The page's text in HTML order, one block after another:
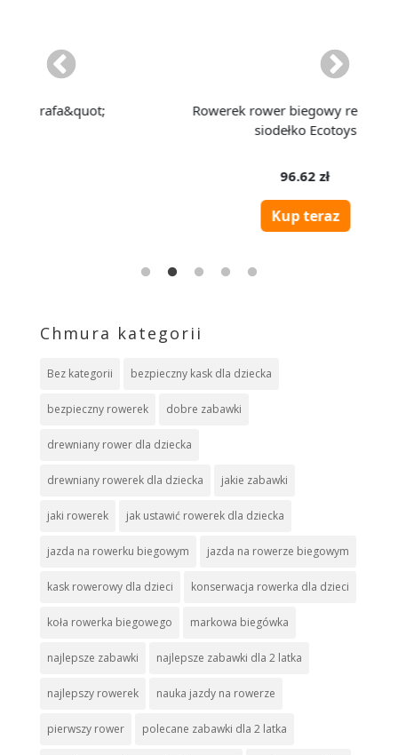
Chmura kategorii
Bez kategorii bezpieczny kask dla dziecka
bezpieczny rowerek dobre zabawki
drewniany rower dla dziecka
drewniany rowerek dla dziecka jakie zabawki
jaki rowerek jak ustawić rowerek dla dziecka
jazda na rowerku biegowym jazda na rowerze biegowym
kask rowerowy dla dzieci konserwacja rowerka dla dzieci
koła rowerka biegowego markowa biegówka
najlepsze zabawki najlepsze zabawki dla 2 latka
najlepszy rowerek nauka jazdy na rowerze
pierwszy rower polecane zabawki dla 2 latka